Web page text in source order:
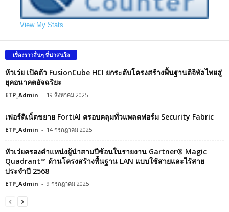
View My Stats
เรื่องราวอื่นๆ ที่น่าสนใจ
หัวเว่ย เปิดตัว FusionCube HCI ยกระดับโครงสร้างพื้นฐานดิจิทัลไทยสู่
ยุคอนาคตอัจฉริยะ
ETP_Admin - 19 สิงหาคม 2025
เฟอร์ติเน็ตขยาย FortiAI ครอบคลุมทั่วแพลตฟอร์ม Security Fabric
ETP_Admin - 14 กรกฎาคม 2025
หัวเว่ยครองตำแหน่งผู้นำสามปีซ้อนในรายงาน Gartner® Magic
Quadrant™ ด้านโครงสร้างพื้นฐาน LAN แบบใช้สายและไร้สาย
ประจำปี 2568
ETP_Admin - 9 กรกฎาคม 2025